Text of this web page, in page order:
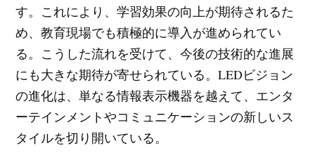
す。これにより、学習効果の向上が期待されるた
め、教育現場でも積極的に導入が進められてい
る。こうした流れを受けて、今後の技術的な進展
にも大きな期待が寄せられている。LEDビジョン
の進化は、単なる情報表示機器を越えて、エンタ
ーテインメントやコミュニケーションの新しいス
タイルを切り開いている。